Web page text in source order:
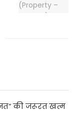
की जरूरत खत्म